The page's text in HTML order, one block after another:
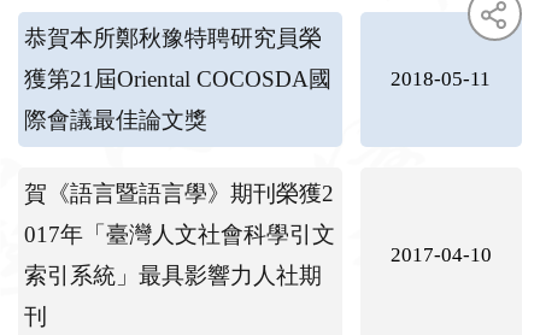
恭賀本所鄭秋豫特聘研究員榮
獲第21屆Oriental COCOSDA國
際會議最佳論文獎
2018-05-11
賀《語言暨語言學》期刊榮獲2
017年「臺灣人文社會科學引文
索引系統」最具影響力人社期
刊
2017-04-10